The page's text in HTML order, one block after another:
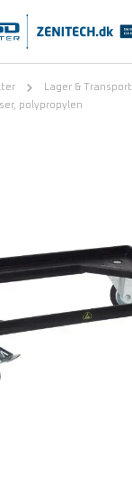
Lager & Transport
polypropylen